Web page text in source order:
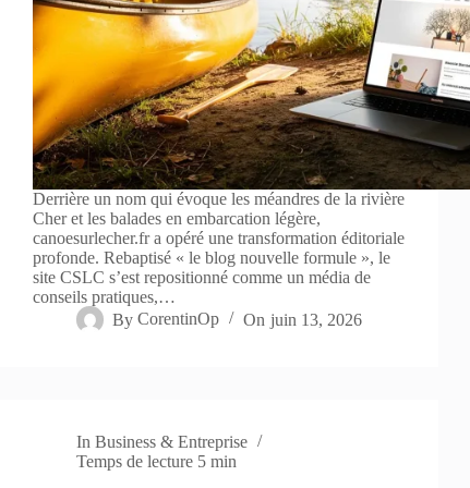
Derrière un nom qui évoque les méandres de la rivière
Cher et les balades en embarcation légère,
canoesurlecher.fr a opéré une transformation éditoriale
profonde. Rebaptisé « le blog nouvelle formule », le
site CSLC s’est repositionné comme un média de
conseils pratiques,…
By CorentinOp On juin 13, 2026
In Business & Entreprise
Temps de lecture 5 min